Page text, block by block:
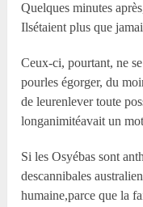
Quelques minutes
Ilsétaient plus que
Ceux-ci, pourtant, ne
pourles égorger, du
de leurenlever toute
longanimitéavait un
Si les Osyébas sont
descannibales
humaine,parce que la